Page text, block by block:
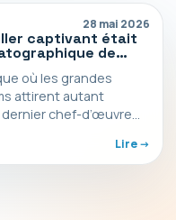
28 mai 2026
captivant était
de
où les grandes
attirent autant
dernier chef-d’œuvre
Lire ->